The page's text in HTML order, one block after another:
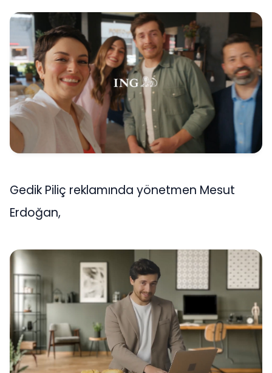
Gedik Piliç reklamında yönetmen Mesut
Erdoğan,